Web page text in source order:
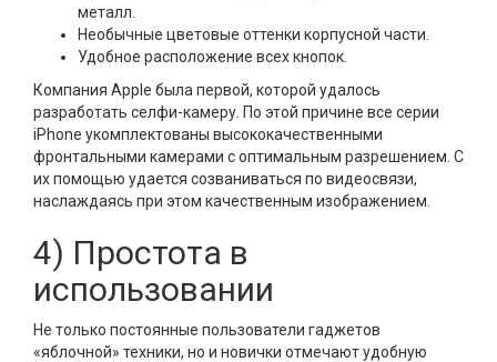
металл.
Необычные цветовые оттенки корпусной части.
Удобное расположение всех кнопок.
Компания Apple была первой, которой удалось
разработать селфи-камеру. По этой причине все серии
iPhone укомплектованы высококачественными
фронтальными камерами с оптимальным разрешением. С
их помощью удается созваниваться по видеосвязи,
наслаждаясь при этом качественным изображением.
4) Простота в
использовании
Не только постоянные пользователи гаджетов
«яблочной» техники, но и новички отмечают удобную